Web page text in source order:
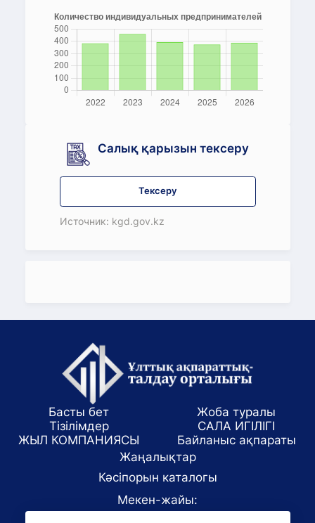
Салық қарызын тексеру
Тексеру
Источник: kgd.gov.kz
Басты бет
Жоба туралы
Тізілімдер
САЛА ИГІЛІГІ
ЖЫЛ КОМПАНИЯСЫ
Байланыс ақпараты
Жаңалықтар
Кәсіпорын каталогы
Мекен-жайы: